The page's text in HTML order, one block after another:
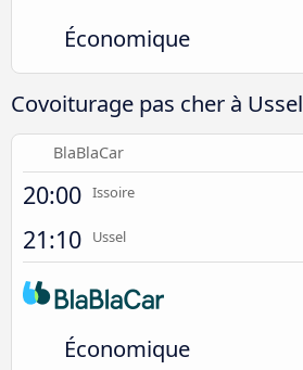
Économique
Covoiturage pas cher à Ussel
BlaBlaCar
20:00 Issoire
21:10 Ussel
Économique